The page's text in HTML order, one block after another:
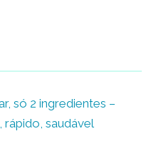
só 2 ingredientes –
rápido, saudável